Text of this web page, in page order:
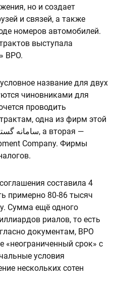
но и создает
и связей, а также
номеров автомобилей.
выступала
BPO.
название для двух
чиновниками для
проводить
одна из фирм этой
Company. Фирмы
составила 4
примерно 80-86 тысяч
Сумма ещё одного
риалов, то есть
документам, BPO
«неограниченный срок» c
условия
нескольких сотен